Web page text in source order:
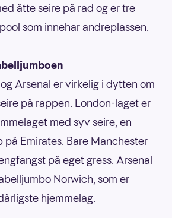
åtte seire på rad og er tre
som innehar andreplassen.
Arsenal er virkelig i dytten om
på rappen. London-laget er
med syv seire, en
Emirates. Bare Manchester
på eget gress. Arsenal
Norwich, som er
hjemmelag.